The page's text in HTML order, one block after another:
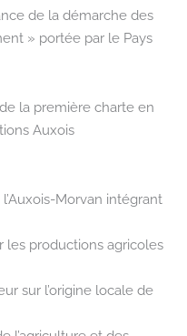
de la démarche des
» portée par le Pays
la première charte en
Auxois
Morvan intégrant
les productions agricoles
sur l’origine locale de